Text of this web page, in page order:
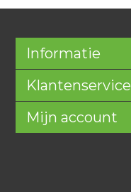
Informatie
Klantenservice
Mijn account